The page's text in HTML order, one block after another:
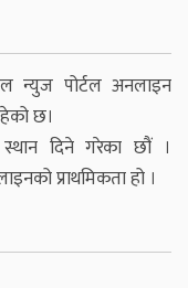
न्युज पोर्टल अनलाइन
छ।
दिने गरेका छौं ।
प्राथमिकता हो ।